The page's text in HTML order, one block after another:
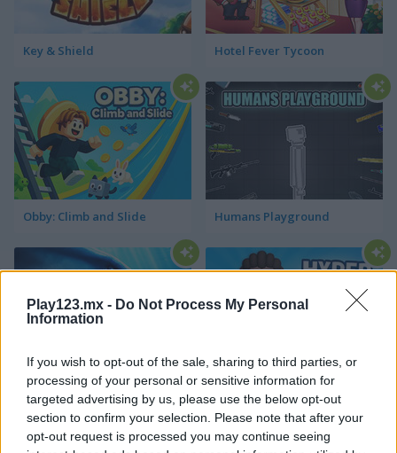
Play123.mx - Do Not Process My Personal
Information
If you wish to opt-out of the sale, sharing to third parties, or
processing of your personal or sensitive information for
targeted advertising by us, please use the below opt-out
section to confirm your selection. Please note that after your
opt-out request is processed you may continue seeing
Key & Shield Hotel Fever Tycoon
Obby: Climb and Slide Humans Playground
Mega Shark Hypermarket 3D
Categorías Relacionadas